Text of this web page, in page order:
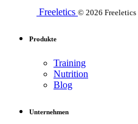
Freeletics © 2026 Freeletics
Produkte
Training
Nutrition
Blog
Unternehmen